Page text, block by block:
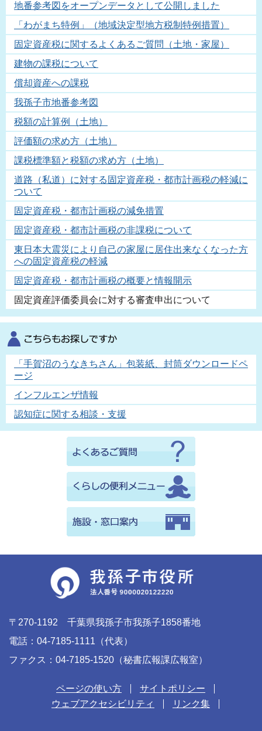
地番参考図をオープンデータとして公開しました
「わがまち特例」（地域決定型地方税制特例措置）
固定資産税に関するよくあるご質問（土地・家屋）
建物の課税について
償却資産への課税
我孫子市地番参考図
税額の計算例（土地）
評価額の求め方（土地）
課税標準額と税額の求め方（土地）
道路（私道）に対する固定資産税・都市計画税の軽減に
ついて
固定資産税・都市計画税の減免措置
固定資産税・都市計画税の非課税について
東日本大震災により自己の家屋に居住出来なくなった方
への固定資産税の軽減
固定資産税・都市計画税の概要と情報開示
固定資産評価委員会に対する審査申出について
「手賀沼のうなきちさん」包装紙、封筒ダウンロードペ
ージ
インフルエンザ情報
認知症に関する相談・支援
〒270-1192 千葉県我孫子市我孫子1858番地
電話：04-7185-1111（代表）
ファクス：04-7185-1520（秘書広報課広報室）
ページの使い方
サイトポリシー
ウェブアクセシビリティ
リンク集